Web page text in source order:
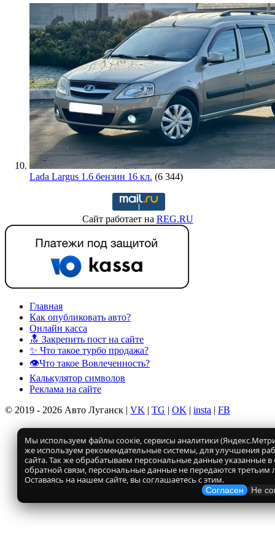
Lada Largus 1.6 бензин 16 кл. (6 344)
Сайт работает на REG.RU
Главная
Как опубликовать авто?
Онлайн касса
🔝 Закрепить пост на сайте
✨ Что такое турбо продажа?
👁️Что такое Вовлеченность?
Калькулятор символов
Реклама на сайте
© 2019 - 2026 Авто Луганск | VK | TG | OK | insta | FB
Мы используем файлы соокіе, сервисы аналитики
же используем рекомендательные системы, для улучшения
сайта. Так же обрабатываем персональные данные указанные
обратной связи, персональные данные не передаются третьим
Оставаясь на нашем сайте, вы соглашаетесь с этим.
Согласен Не